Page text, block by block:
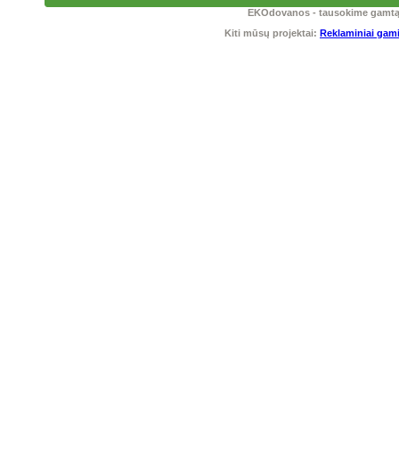
EKOdovanos - tausokime
Kiti mūsų projektai: Reklaminiai